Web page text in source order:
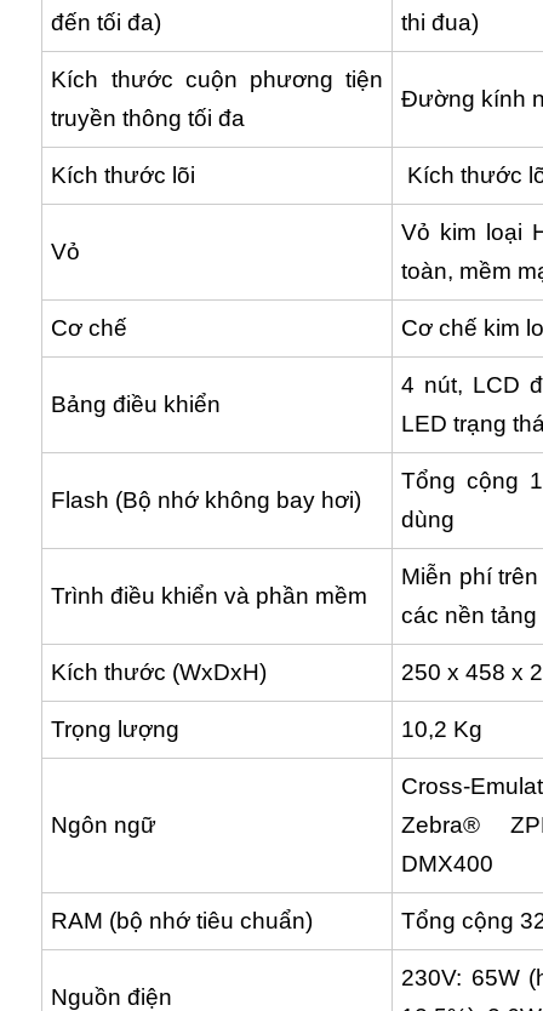
đến tối đa) thi đua)
Kích thước cuộn phương tiện
truyền thông tối đa
Đường kính
Kích thước lõi Kích thước
Vỏ
Vỏ kim loại
toàn, mềm
Cơ chế Cơ chế kim
Bảng điều khiển
4 nút, LCD
LED trạng
Flash (Bộ nhớ không bay hơi)
Tổng cộng
dùng
Trình điều khiển và phần mềm
Miễn phí
các nền
Kích thước (WxDxH) 250 x 458 x
Trọng lượng 10,2 Kg
Ngôn ngữ
Cross-
Zebra®
DMX400
RAM (bộ nhớ tiêu chuẩn) Tổng cộng
Nguồn điện
230V: 65W